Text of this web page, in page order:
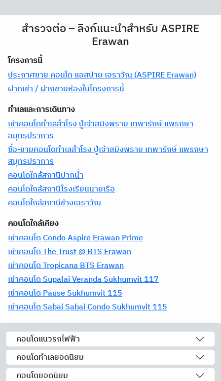
สำรวจต่อ – ลิงก์แนะนำสำหรับ ASPIRE
Erawan
โครงการนี้
ประกาศขาย คอนโด แอสปาย เอราวัณ (ASPIRE Erawan)
ฝากเช่า / ฝากขายห้องในโครงการนี้
ทำเลและการเดินทาง
เช่าคอนโดทำเลสำโรง ปู่เจ้าสมิงพราย เทพารักษ์ แพรกษา
สมุทรปราการ
ซื้อ-ขายคอนโดทำเลสำโรง ปู่เจ้าสมิงพราย เทพารักษ์ แพรกษา
สมุทรปราการ
คอนโดใกล้สถานีปากน้ำ
คอนโดใกล้สถานีโรงเรียนนายเรือ
คอนโดใกล้สถานีช้างเอราวัณ
คอนโดใกล้เคียง
เช่าคอนโด Condo Aspire Erawan Prime
เช่าคอนโด The Trust @ BTS Erawan
เช่าคอนโด Tropicana BTS Erawan
เช่าคอนโด Supalai Veranda Sukhumvit 117
เช่าคอนโด Pause Sukhumvit 115
เช่าคอนโด Sabai Sabai Condo Sukhumvit 115
คอนโดแนวรถไฟฟ้า
คอนโดทำเลยอดนิยม
คอนโดยอดนิยม